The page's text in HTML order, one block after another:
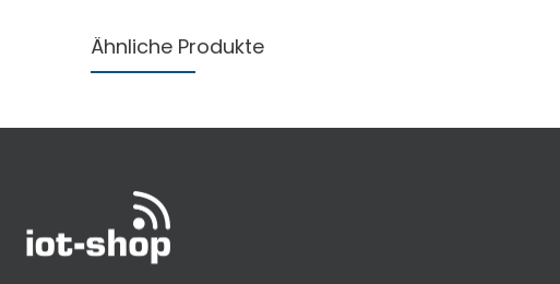
Ähnliche Produkte